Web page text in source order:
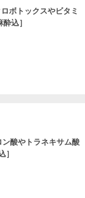
ボトックスやビタミ
込］
酸やトラネキサム酸
］